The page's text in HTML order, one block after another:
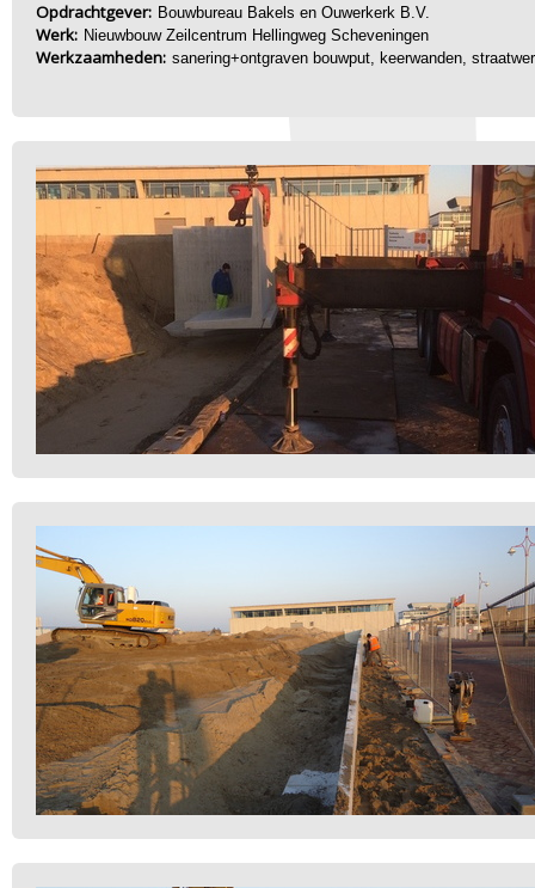
Opdrachtgever: Bouwbureau Bakels en Ouwerkerk B.V.
Werk: Nieuwbouw Zeilcentrum Hellingweg Scheveningen
Werkzaamheden: sanering+ontgraven bouwput, keerwanden,